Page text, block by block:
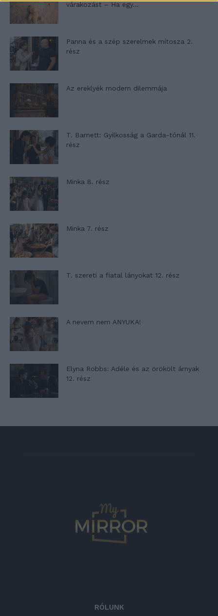
várakozást – Ha egy...
Panna és a szép szerelmek mítosza 2.
rész
Az ereklyék modern dilemmája
T. Barnett: Gyilkosság a Garda-tónál 11.
rész
Minka 8. rész
Minka 7. rész
T. szereti a fiatal lányokat 12. rész
A nevem nem ANYUKA!
Elyna Robbs: Adéle és az örökölt árnyak
12. rész
RÓLUNK